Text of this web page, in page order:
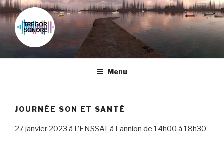
Skip
to
content
Menu
JOURNÉE SON ET SANTÉ
27 janvier 2023 à L’ENSSAT à Lannion de 14h00 à 18h30